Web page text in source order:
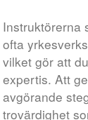
Instruktörerna
ofta
vilket gör att
expertis. Att
avgörande
trovärdighet